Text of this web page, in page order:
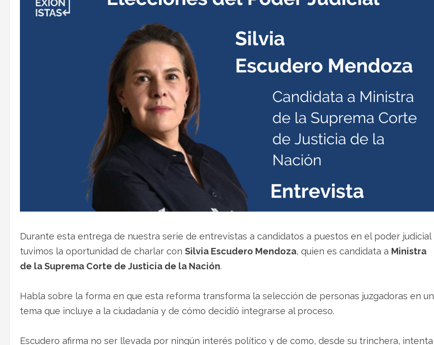
Durante esta entrega de nuestra serie de entrevistas a candidatos a puestos en el poder judicial
tuvimos la oportunidad de charlar con Silvia Escudero Mendoza, quien es candidata a Ministra
de la Suprema Corte de Justicia de la Nación.
Habla sobre la forma en que esta reforma transforma la selección de personas juzgadoras en un
tema que incluye a la ciudadanía y de cómo decidió integrarse al proceso.
Escudero afirma no ser llevada por ningún interés político y de como, desde su trinchera, intenta